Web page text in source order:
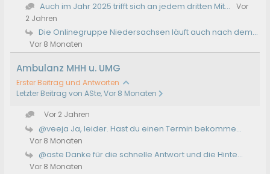
Auch im Jahr 2025 trifft sich an jedem dritten Mit...
Vor
2 Jahren
Die Onlinegruppe Niedersachsen läuft auch nach dem...
Vor 8 Monaten
Ambulanz MHH u. UMG
Erster Beitrag und Antworten
Letzter Beitrag von ASte, Vor 8 Monaten
Vor 2 Jahren
@veeja Ja, leider. Hast du einen Termin bekomme...
Vor 8 Monaten
@aste Danke für die schnelle Antwort und die Hinte...
Vor 8 Monaten